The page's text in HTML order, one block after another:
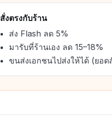
สั่งตรงกับร้าน
ส่ง Flash ลด 5%
มารับที่ร้านเอง ลด 15–18%
ขนส่งเอกชนไปส่งให้ได้ (ยอ